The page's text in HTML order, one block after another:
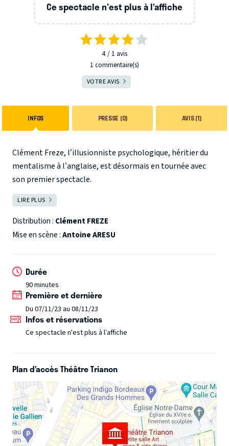
Ce spectacle n'est plus à l’affiche
4 1 avis
1 commentaire(s)
VOTRE AVIS
INFOS PRESSE (0) AVIS (1)
Clément Freze, l’illusionniste psychologique, héritier du
mentalisme à l’anglaise, est désormais en tournée avec
son premier spectacle.
L’illusion et la psychologie rencontrent le mystère et
l'occulte, dans cette séance à couper le souffle
ressuscitant le spiritisme traditionnel du début du XXème
rapport à la mort, le contenu de la séance reste un secret
bien gardé.
aurez affaire à un spectacle unique!
LIRE PLUS
Distribution : Clément FREZE
Mise en scène :Antoine ARESU
Durée
90 minutes
Première et dernière
Du 07/11/23 au 08/11/23
Infos et réservations
Ce spectacle n'est plus à l’affiche
Plan d’accès Théâtre Trianon